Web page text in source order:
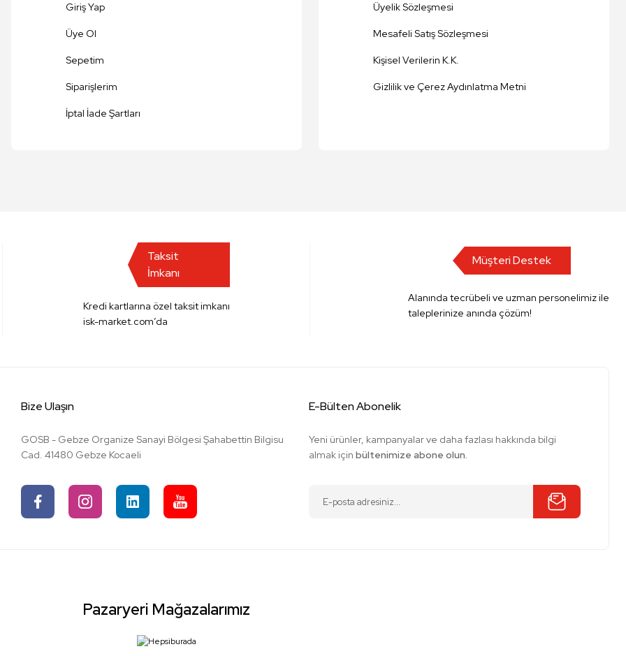
Giriş Yap
Üye Ol
Sepetim
Siparişlerim
İptal İade Şartları
Üyelik Sözleşmesi
Mesafeli Satış Sözleşmesi
Kişisel Verilerin K.K.
Gizlilik ve Çerez Aydınlatma Metni
Taksit
İmkanı
Kredi kartlarına özel taksit imkanı
isk-market.com’da
Müşteri Destek
Alanında tecrübeli ve uzman personelimiz ile
taleplerinize anında çözüm!
Bize Ulaşın
GOSB - Gebze Organize Sanayi Bölgesi Şahabettin Bilgisu
Cad. 41480 Gebze Kocaeli
E-Bülten Abonelik
Yeni ürünler, kampanyalar ve daha fazlası hakkında bilgi
almak içinbültenimize abone olun.
Pazaryeri Mağazalarımız